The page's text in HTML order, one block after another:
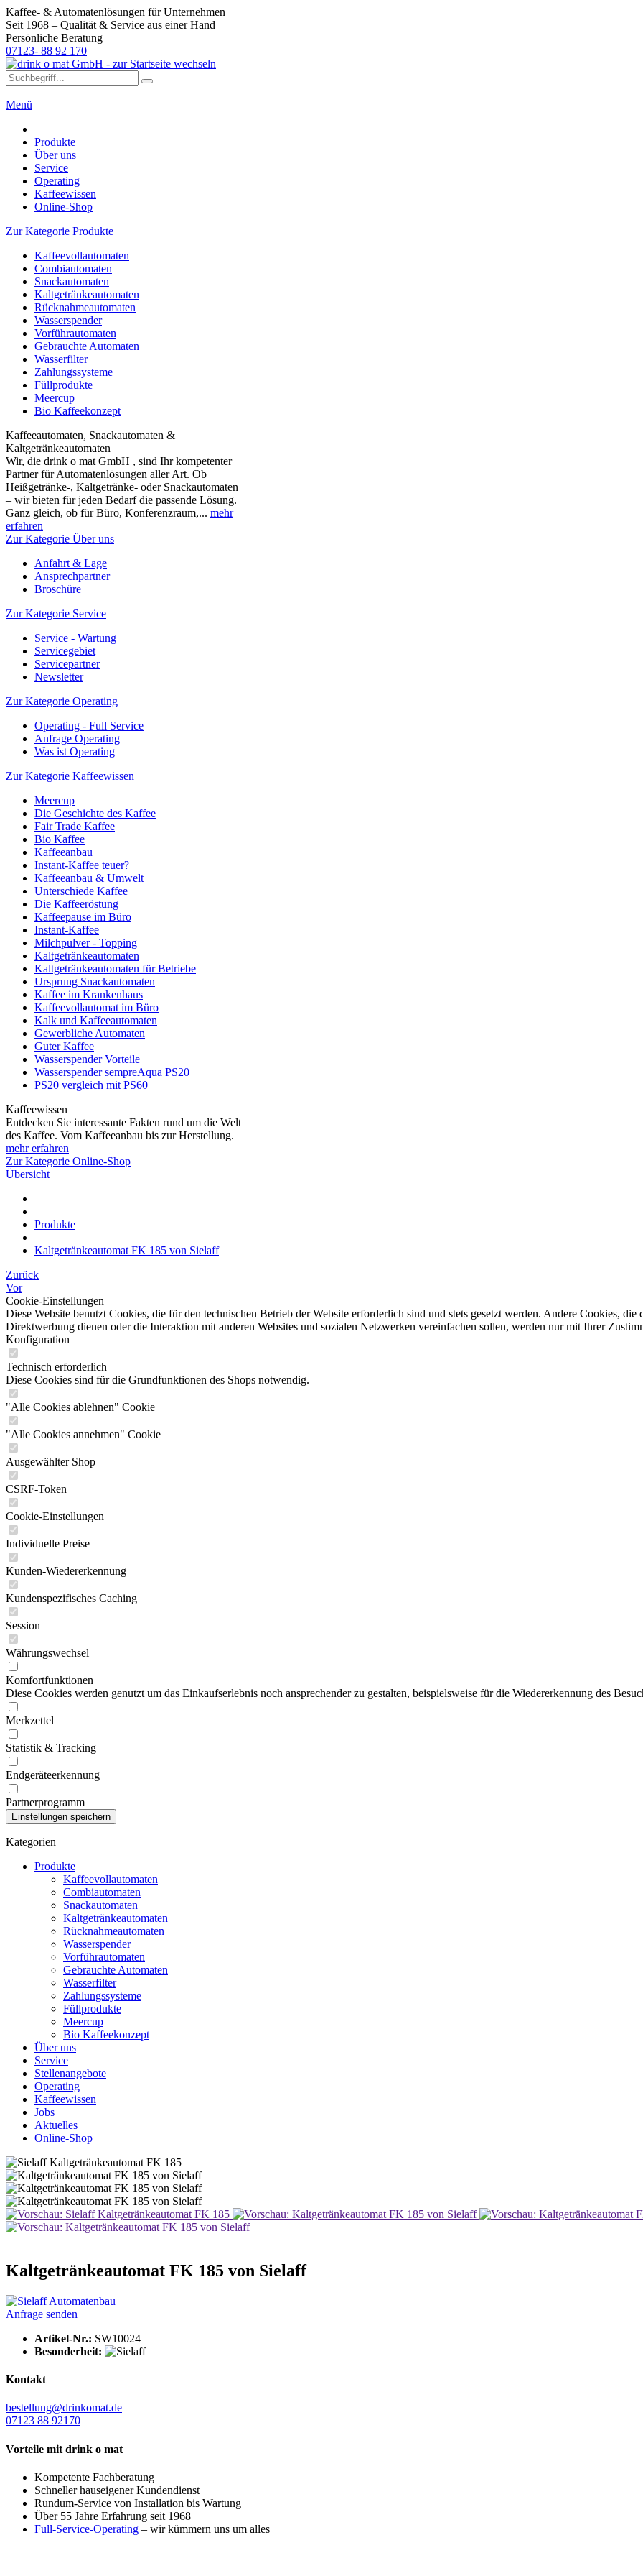
Kaffee- & Automatenlösungen für Unternehmen
Seit 1968 – Qualität & Service aus einer Hand
Persönliche Beratung
07123- 88 92 170
Menü
Produkte
Über uns
Service
Operating
Kaffeewissen
Online-Shop
Zur Kategorie Produkte
Kaffeevollautomaten
Combiautomaten
Snackautomaten
Kaltgetränkeautomaten
Rücknahmeautomaten
Wasserspender
Vorführautomaten
Gebrauchte Automaten
Wasserfilter
Zahlungssysteme
Füllprodukte
Meercup
Bio Kaffeekonzept
Kaffeeautomaten, Snackautomaten &
Kaltgetränkeautomaten
Wir, die drink o mat GmbH , sind Ihr kompetenter
Partner für Automatenlösungen aller Art. Ob
Heißgetränke-, Kaltgetränke- oder Snackautomaten
– wir bieten für jeden Bedarf die passende Lösung.
Ganz gleich, ob für Büro, Konferenzraum,... mehr
erfahren
Zur Kategorie Über uns
Anfahrt & Lage
Ansprechpartner
Broschüre
Zur Kategorie Service
Service - Wartung
Servicegebiet
Servicepartner
Newsletter
Zur Kategorie Operating
Operating - Full Service
Anfrage Operating
Was ist Operating
Zur Kategorie Kaffeewissen
Meercup
Die Geschichte des Kaffee
Fair Trade Kaffee
Bio Kaffee
Kaffeeanbau
Instant-Kaffee teuer?
Kaffeeanbau & Umwelt
Unterschiede Kaffee
Die Kaffeeröstung
Kaffeepause im Büro
Instant-Kaffee
Milchpulver - Topping
Kaltgetränkeautomaten
Kaltgetränkeautomaten für Betriebe
Ursprung Snackautomaten
Kaffee im Krankenhaus
Kaffeevollautomat im Büro
Kalk und Kaffeeautomaten
Gewerbliche Automaten
Guter Kaffee
Wasserspender Vorteile
Wasserspender sempreAqua PS20
PS20 vergleich mit PS60
Kaffeewissen
Entdecken Sie interessante Fakten rund um die Welt
des Kaffee. Vom Kaffeeanbau bis zur Herstellung.
mehr erfahren
Zur Kategorie Online-Shop
Übersicht
Produkte
Kaltgetränkeautomat FK 185 von Sielaff
Zurück
Vor
Cookie-Einstellungen
Diese Website benutzt Cookies, die für den technischen Betrieb der Website erforderlich sind und stets gesetzt werden. Andere Cookies,
Direktwerbung dienen oder die Interaktion mit anderen Websites und sozialen Netzwerken vereinfachen sollen, werden nur mit Ihrer
Konfiguration
Technisch erforderlich
Diese Cookies sind für die Grundfunktionen des Shops notwendig.
"Alle Cookies ablehnen" Cookie
"Alle Cookies annehmen" Cookie
Ausgewählter Shop
CSRF-Token
Cookie-Einstellungen
Individuelle Preise
Kunden-Wiedererkennung
Kundenspezifisches Caching
Session
Währungswechsel
Komfortfunktionen
Diese Cookies werden genutzt um das Einkaufserlebnis noch ansprechender zu gestalten, beispielsweise für die Wiedererkennung des
Merkzettel
Statistik & Tracking
Endgeräteerkennung
Partnerprogramm
Kategorien
Produkte
Kaffeevollautomaten
Combiautomaten
Snackautomaten
Kaltgetränkeautomaten
Rücknahmeautomaten
Wasserspender
Vorführautomaten
Gebrauchte Automaten
Wasserfilter
Zahlungssysteme
Füllprodukte
Meercup
Bio Kaffeekonzept
Über uns
Service
Stellenangebote
Operating
Kaffeewissen
Jobs
Aktuelles
Online-Shop
Kaltgetränkeautomat FK 185 von Sielaff
Anfrage senden
Artikel-Nr.: SW10024
Besonderheit:
Kontakt
bestellung@drinkomat.de
07123 88 92170
Vorteile mit drink o mat
Kompetente Fachberatung
Schneller hauseigener Kundendienst
Rundum-Service von Installation bis Wartung
Über 55 Jahre Erfahrung seit 1968
Full-Service-Operating – wir kümmern uns um alles